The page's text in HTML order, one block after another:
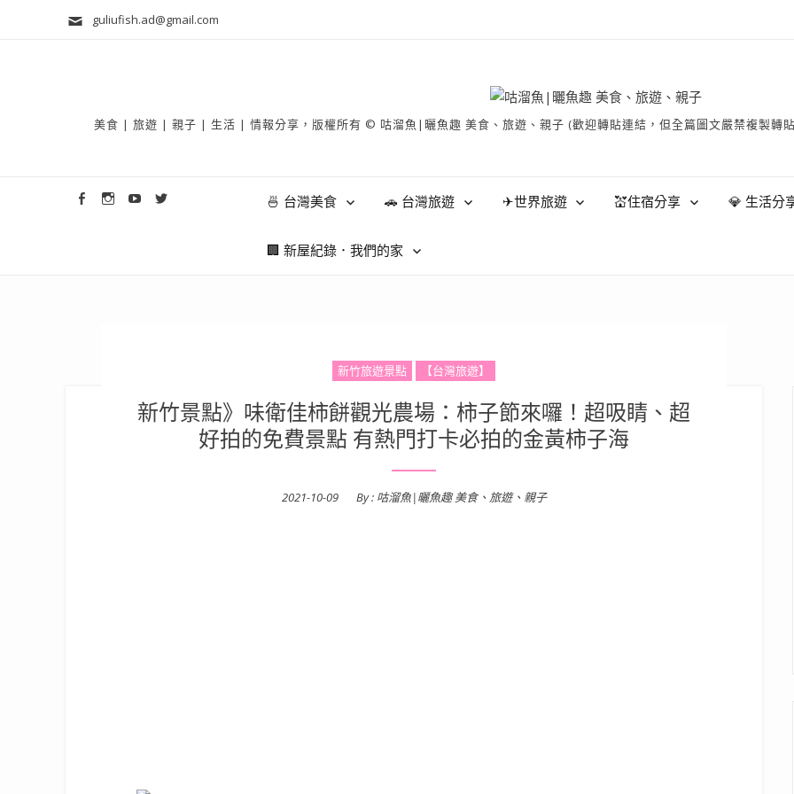
guliufish.ad@gmail.com
美食 | 旅遊 | 親子 | 生活 | 情報分享，版權所有 © 咕溜魚|曬魚趣 美食、旅遊、親子 (歡迎轉貼連結，但全篇圖文嚴禁複製轉
🍜 台灣美食 🚗 台灣旅遊 ✈世界旅遊 💒住宿分享 💎 生活分
🏢 新屋紀錄．我們的家
新竹旅遊景點 【台灣旅遊】
新竹景點》味衛佳柿餅觀光農場：柿子節來囉！超吸睛、超
好拍的免費景點 有熱門打卡必拍的金黃柿子海
Posted
2021-10-09 By : 咕溜魚|曬魚趣 美食、旅遊、親子